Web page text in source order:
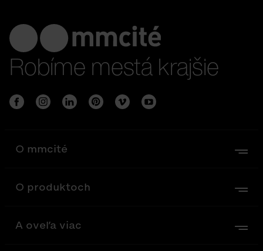
Robíme mestá krajšie
O mmcité
O produktoch
A oveľa viac